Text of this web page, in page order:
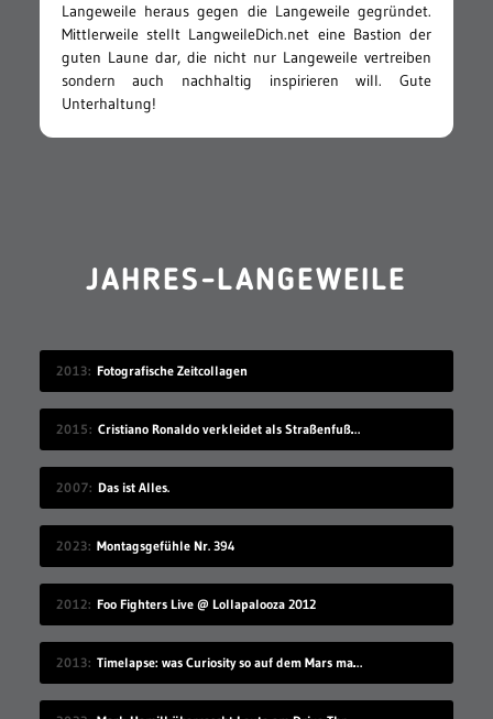
Langeweile heraus gegen die Langeweile gegründet.
Mittlerweile stellt LangweileDich.net eine Bastion der
guten Laune dar, die nicht nur Langeweile vertreiben
sondern auch nachhaltig inspirieren will. Gute
Unterhaltung!
JAHRES-LANGEWEILE
2013 Fotografische Zeitcollagen
2015 Cristiano Ronaldo verkleidet als Straßenfußballer
2007 Das ist Alles.
2023 Montagsgefühle Nr. 394
2012 Foo Fighters Live @ Lollapalooza 2012
2013 Timelapse: was Curiosity so auf dem Mars macht